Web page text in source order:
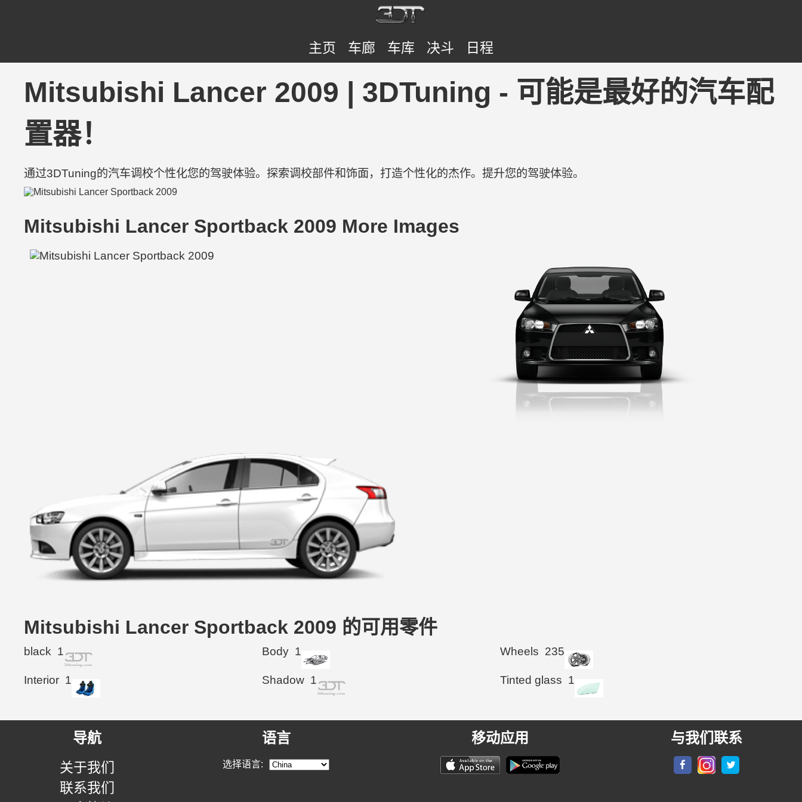
主页 车廊 车库 决斗 日程
Mitsubishi Lancer 2009 | 3DTuning - 可能是最好的汽车配
置器！
通过3DTuning的汽车调校个性化您的驾驶体验。探索调校部件和饰面，打造个性化的杰作。提升您的驾驶体验。
Mitsubishi Lancer Sportback 2009 More Images
Mitsubishi Lancer Sportback 2009 的可用零件
black 1 Body 1 Wheels 235
Interior 1 Shadow 1 Tinted glass 1
导航
关于我们
联系我们
语言
选择语言:
移动应用 与我们联系